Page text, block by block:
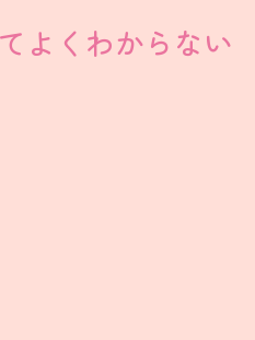
よくわからない